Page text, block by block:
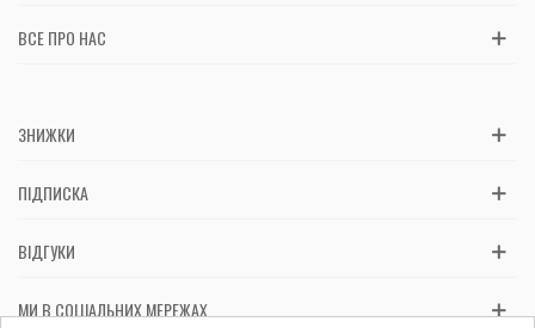
ВСЕ ПРО НАС
ЗНИЖКИ
ПІДПИСКА
ВІДГУКИ
МИ В СОЦІАЛЬНИХ МЕРЕЖАХ